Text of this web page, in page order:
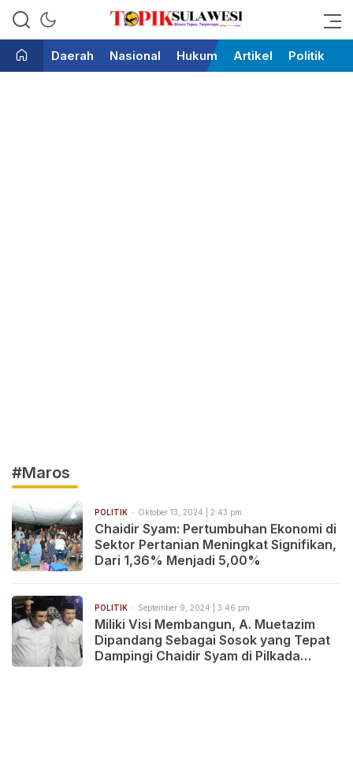
Topik Sulawesi
Bicara Tegas Terpercaya
Daerah
Nasional Hukum Artikel Politik
#Maros
POLITIK Oktober 13, 2024 | 2:43 pm
Chaidir Syam: Pertumbuhan Ekonomi di
Sektor Pertanian Meningkat Signifikan,
Dari 1,36% Menjadi 5,00%
POLITIK September 9, 2024 | 3:46 pm
Miliki Visi Membangun, A. Muetazim
Dipandang Sebagai Sosok yang Tepat
Dampingi Chaidir Syam di Pilkada